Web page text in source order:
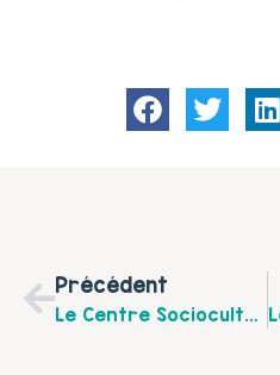
Précédent
Le Centre Socioculturel D’Achicourt Propose De Nombreux Ateliers Parents/Enfants Tout Au Long De L’année. Venez Les Découvrir!